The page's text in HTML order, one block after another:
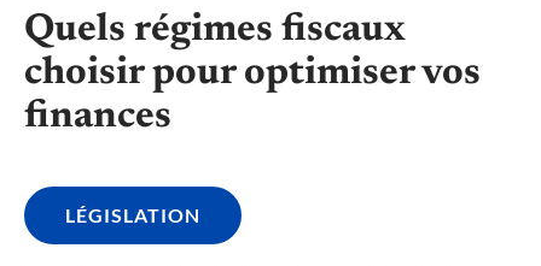
Quels régimes fiscaux
choisir pour optimiser vos
finances
LÉGISLATION